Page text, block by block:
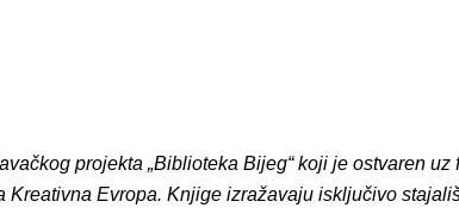
projekta „Biblioteka Bijeg“ koji je ostvaren
Kreativna Evropa. Knjige izražavaju isključivo